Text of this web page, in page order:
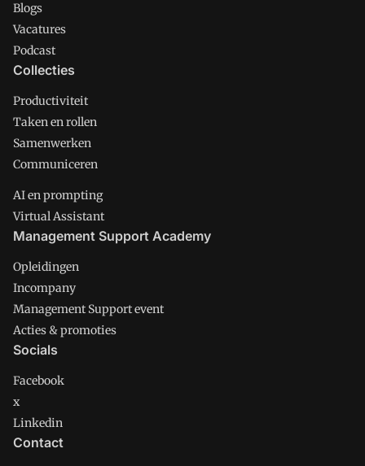
Blogs
Vacatures
Podcast
Collecties
Productiviteit
Taken en rollen
Samenwerken
Communiceren
AI en prompting
Virtual Assistant
Management Support Academy
Opleidingen
Incompany
Management Support event
Acties & promoties
Socials
Facebook
x
Linkedin
Contact